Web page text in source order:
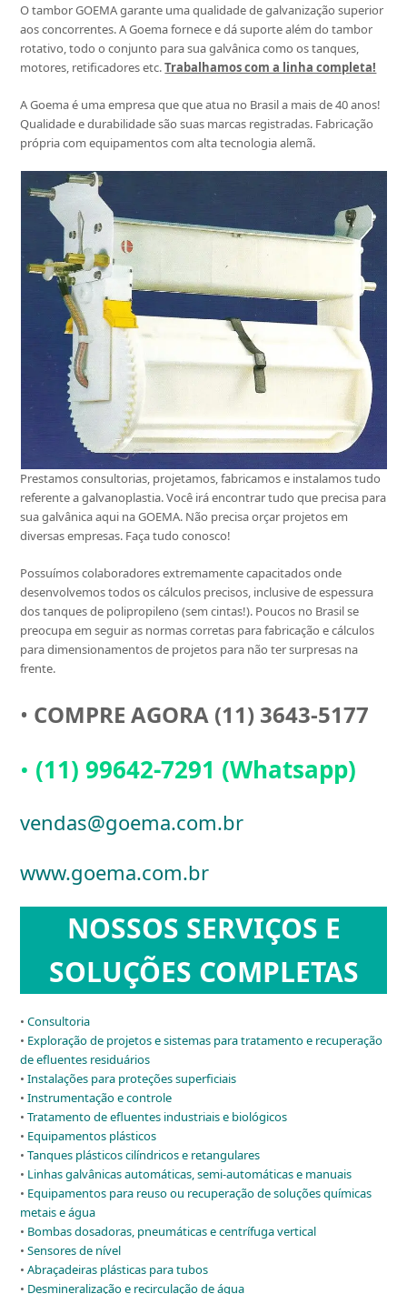
O tambor GOEMA garante uma qualidade de galvanização superior
aos concorrentes. A Goema fornece e dá suporte além do tambor
rotativo, todo o conjunto para sua galvânica como os tanques,
motores, retificadores etc.Trabalhamos com a linha completa!
A Goema é uma empresa que que atua no Brasil a mais de 40 anos!
Qualidade e durabilidade são suas marcas registradas. Fabricação
própria com equipamentos com alta tecnologia alemã.
Prestamos consultorias, projetamos, fabricamos e instalamos tudo
referente a galvanoplastia. Você irá encontrar tudo que precisa para
sua galvânica aqui na GOEMA. Não precisa orçar projetos em
diversas empresas. Faça tudo conosco!
Possuímos colaboradores extremamente capacitados onde
desenvolvemos todos os cálculos precisos, inclusive de espessura
dos tanques de polipropileno (sem cintas!). Poucos no Brasil se
preocupa em seguir as normas corretas para fabricação e cálculos
para dimensionamentos de projetos para não ter surpresas na
frente.
• COMPRE AGORA (11) 3643-5177
• (11) 99642-7291 (Whatsapp)
vendas@goema.com.br
www.goema.com.br
NOSSOS SERVIÇOS E
SOLUÇÕES COMPLETAS
•Consultoria
• Exploração de projetos e sistemas para tratamento e recuperação
de efluentes residuários
•Instalações para proteções superficiais
•Instrumentação e controle
•Tratamento de efluentes industriais e biológicos
• Equipamentos plásticos
•Tanques plásticos cilíndricos e retangulares
• Linhas galvânicas automáticas, semi-automáticas e manuais
• Equipamentos para reuso ou recuperação de soluções químicas
metais e água
• Bombas dosadoras, pneumáticas e centrífuga vertical
•Sensores de nível
•Abraçadeiras plásticas para tubos
• Desmineralização e recirculação de água